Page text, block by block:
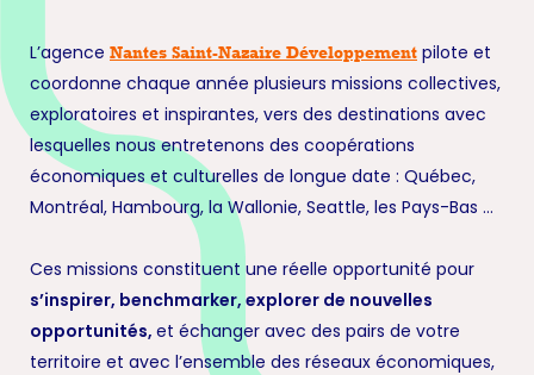
L’agence Nantes Saint-Nazaire Développement pilote et
coordonne chaque année plusieurs missions collectives,
exploratoires et inspirantes, vers des destinations avec
lesquelles nous entretenons des coopérations
économiques et culturelles de longue date : Québec,
Montréal, Hambourg, la Wallonie, Seattle, les Pays-Bas …
Ces missions constituent une réelle opportunité pour
s’inspirer, benchmarker, explorer de nouvelles
opportunités, et échanger avec des pairs de votre
territoire et avec l’ensemble des réseaux économiques,